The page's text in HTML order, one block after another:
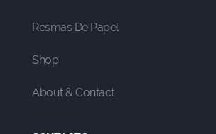
Resmas De Papel
Shop
About & Contact